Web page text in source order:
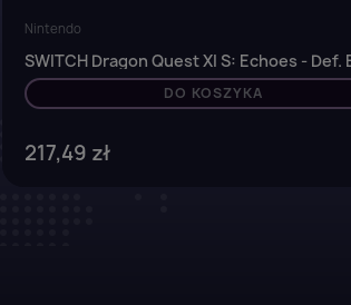
Nintendo
SWITCH Dragon Quest XI S: Echoes - Def.
DO KOSZYKA
217,49 zł